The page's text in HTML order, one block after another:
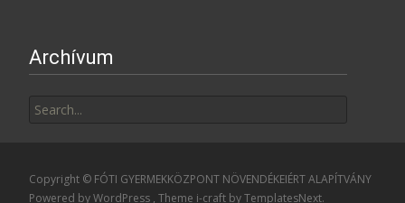
Archívum
for:
Copyright © FÓTI GYERMEKKÖZPONT NÖVENDÉKEIÉRT ALAPÍTVÁNY
Powered by WordPress , Theme i-craft by TemplatesNext.